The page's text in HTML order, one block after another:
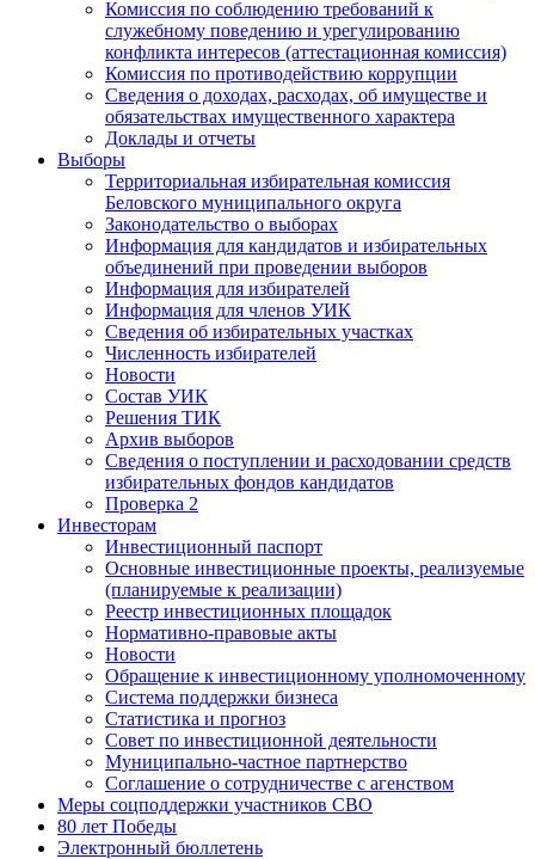
Комиссия по соблюдению требований к
служебному поведению и урегулированию
конфликта интересов (аттестационная комиссия)
Комиссия по противодействию коррупции
Сведения о доходах, расходах, об имуществе и
обязательствах имущественного характера
Доклады и отчеты
Выборы
Территориальная избирательная комиссия
Беловского муниципального округа
Законодательство о выборах
Информация для кандидатов и избирательных
объединений при проведении выборов
Информация для избирателей
Информация для членов УИК
Сведения об избирательных участках
Численность избирателей
Новости
Состав УИК
Решения ТИК
Архив выборов
Сведения о поступлении и расходовании средств
избирательных фондов кандидатов
Проверка 2
Инвесторам
Инвестиционный паспорт
Основные инвестиционные проекты, реализуемые
(планируемые к реализации)
Реестр инвестиционных площадок
Нормативно-правовые акты
Новости
Обращение к инвестиционному уполномоченному
Система поддержки бизнеса
Статистика и прогноз
Совет по инвестиционной деятельности
Муниципально-частное партнерство
Соглашение о сотрудничестве с агенством
Меры соцподдержки участников СВО
80 лет Победы
Электронный бюллетень